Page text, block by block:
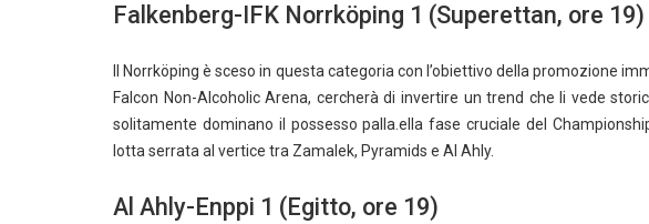
Falkenberg-IFK Norrköping 1 (Superettan, ore 19)
Il Norrköping è sceso in questa categoria con l’obiettivo della promozione
Falcon Non-Alcoholic Arena, cercherà di invertire un trend che li vede
solitamente dominano il possesso palla.ella fase cruciale del
lotta serrata al vertice tra Zamalek, Pyramids e Al Ahly.
Al Ahly-Enppi 1 (Egitto, ore 19)